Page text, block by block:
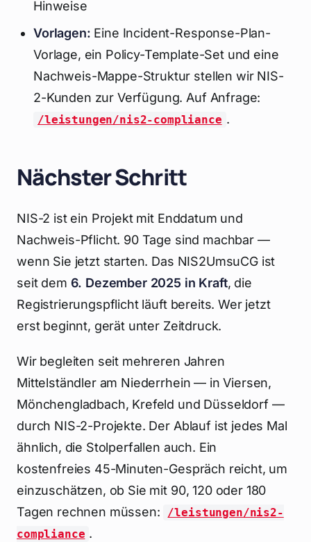
Hinweise
Vorlagen: Eine Incident-Response-Plan-
Vorlage, ein Policy-Template-Set und eine
Nachweis-Mappe-Struktur stellen wir NIS-
2-Kunden zur Verfügung. Auf Anfrage:
/leistungen/nis2-compliance .
Nächster Schritt
NIS-2 ist ein Projekt mit Enddatum und
Nachweis-Pflicht. 90 Tage sind machbar —
wenn Sie jetzt starten. Das NIS2UmsuCG ist
seit dem 6. Dezember 2025 in Kraft, die
Registrierungspflicht läuft bereits. Wer jetzt
erst beginnt, gerät unter Zeitdruck.
Wir begleiten seit mehreren Jahren
Mittelständler am Niederrhein — in Viersen,
Mönchengladbach, Krefeld und Düsseldorf —
durch NIS-2-Projekte. Der Ablauf ist jedes Mal
ähnlich, die Stolperfallen auch. Ein
kostenfreies 45-Minuten-Gespräch reicht, um
einzuschätzen, ob Sie mit 90, 120 oder 180
Tagen rechnen müssen:
/leistungen/nis2-
compliance .